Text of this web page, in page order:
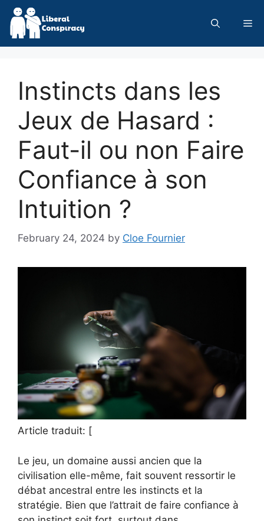
Skip
content
Instincts dans les
Jeux de Hasard :
Faut-il ou non Faire
Confiance à son
Intuition ?
February 24, 2024 by Cloe Fournier
Article traduit: [
Le jeu, un domaine aussi ancien que la
civilisation elle-même, fait souvent ressortir le
débat ancestral entre les instincts et la
stratégie. Bien que l’attrait de faire confiance à